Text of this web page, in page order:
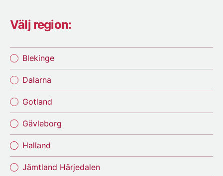
Välj region:
Blekinge
Dalarna
Gotland
Gävleborg
Halland
Jämtland Härjedalen